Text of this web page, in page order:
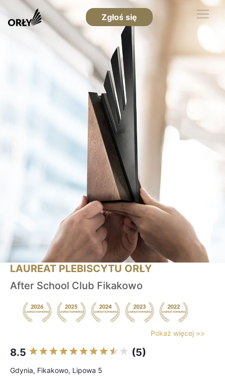
Zgłoś się
LAUREAT PLEBISCYTU ORŁY
After School Club Fikakowo
Pokaż więcej >>
8.5 (5)
Gdynia, Fikakowo, Lipowa 5